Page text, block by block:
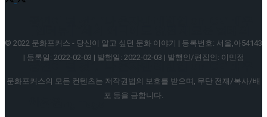
이호원
공연이 될 것”, ‘나 혼자만 레벨업 on ICE’ 배우
© 2022 문화포커스 - 당신이 알고 싶던 문화 이야기 | 등록번호: 서울,아54143
| 등록일: 2022-02-03 | 발행일: 2022-02-03 | 발행인/편집인: 이민정
문화포커스의 모든 컨텐츠는 저작권법의 보호를 받으며, 무단 전재/복사/배
포 등을 금합니다.